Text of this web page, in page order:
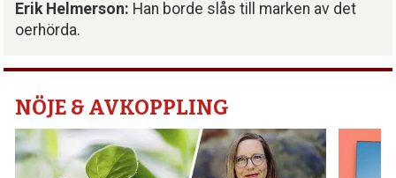
Erik Helmerson: Han borde slås till marken av det
oerhörda.
NÖJE & AVKOPPLING